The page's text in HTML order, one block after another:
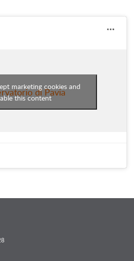
di Pavia
marketing cookies and
this content